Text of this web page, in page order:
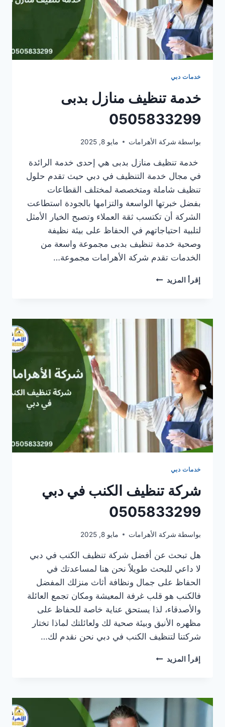
خدمات دبي
خدمة تنظيف منازل بدبى
0505833299
بواسطة شركة الأهرامات مايو 8, 2025
خدمة تنظيف منازل بدبى هي إحدى خدمة الرائدة
في مجال خدمة التنظيف في دبي حيث تقدم حلول
تنظيف شاملة ومتخصصة لمختلف القطاعات
بفضل خبرتها الواسعة والتزامها بالجودة استطاعت
الشركة أن تكتسب ثقة العملاء وتصبح الخيار الأمثل
لتلبية احتياجاتهم في الحفاظ على بيئة نظيفة
وصحية خدمة تنظيف بدبى مجموعة واسعة من
الخدمات تقدم شركة الأهرامات مجموعة…
إقرأ المزيد خدمة
0505833299
خدمات دبي
شركة تنظيف الكنب في دبي
0505833299
بواسطة شركة الأهرامات مايو 8, 2025
هل تبحث عن أفضل شركة تنظيف الكنب في دبي
لا داعي للبحث طويلاً نحن هنا لمساعدتك في
الحفاظ على جمال ونظافة أثاث منزلك المفضل
فالكنب هو قلب غرفة المعيشة ومكان تجمع العائلة
والأصدقاء، لذا يستحق عناية خاصة للحفاظ على
مظهره الأنيق وبيئة صحية لك ولعائلتك لماذا تختار
شركتنا لتنظيف الكنب في دبي نحن نقدم لك…
إقرأ المزيد شركة
دبي
0505833299